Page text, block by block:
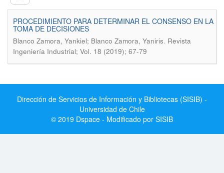
PROCEDIMIENTO PARA DETERMINAR EL CONSENSO EN LA
TOMA DE DECISIONES
Blanco Zamora, Yankiel; Blanco Zamora, Yaniris. Revista
Ingeniería Industrial; Vol. 18 (2019); 67-79
Dirección de Servicios de Información y Bibliotecas (SISIB) -
Universidad de Chile
© 2019 Dspace - Modificado por SISIB